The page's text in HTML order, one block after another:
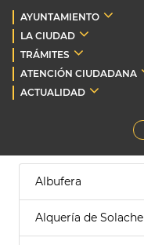
AYUNTAMIENTO
LA CIUDAD
TRÁMITES
ATENCIÓN CIUDADANA
ACTUALIDAD
Albufera
Alquería de Solache